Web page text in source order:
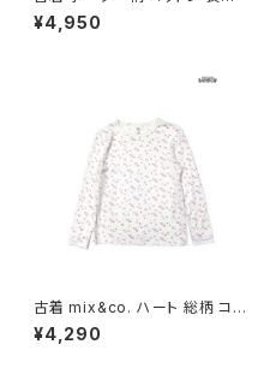
Ｔシャツ 青 (ttu2603103)
¥4,950
古着 mix&co. ハート 総柄 コッ
トン 長袖 サーマル Ｔシャツ ピ
ンク (ttu2601226)
¥4,290